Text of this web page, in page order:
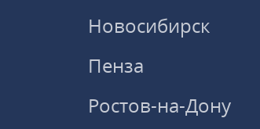
Новосибирск
Пенза
Ростов-на-Дону